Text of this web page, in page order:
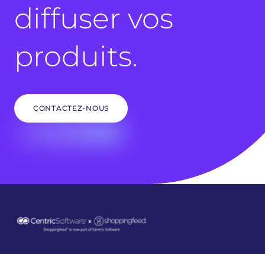
diffuser vos
produits.
CONTACTEZ-NOUS